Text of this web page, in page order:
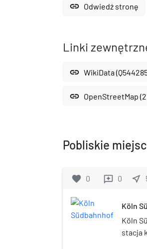
link Odwiedź stronę
Linki
link WikiData
link OpenStreetMap
Pobliskie
favorite 0 reviews 0 near_me
Köln
Köln
stacja